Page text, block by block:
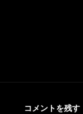
コメントを残す